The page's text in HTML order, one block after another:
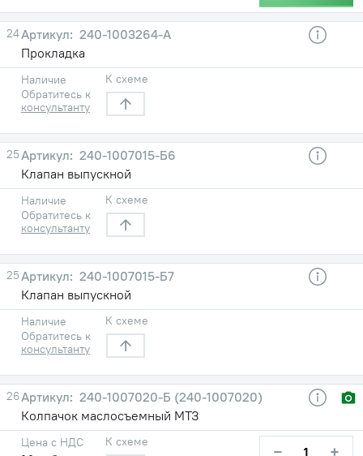
24
240-1003264-А
Прокладка
Наличие
Обратитесь к
консультанту
К схеме
25
240-1007015-Б6
Клапан выпускной
Наличие
Обратитесь к
консультанту
К схеме
25
240-1007015-Б7
Клапан выпускной
Наличие
Обратитесь к
консультанту
К схеме
26
240-1007020-Б (240-1007020)
Колпачок маслосъемный МТЗ
Цена с НДС К схеме − +